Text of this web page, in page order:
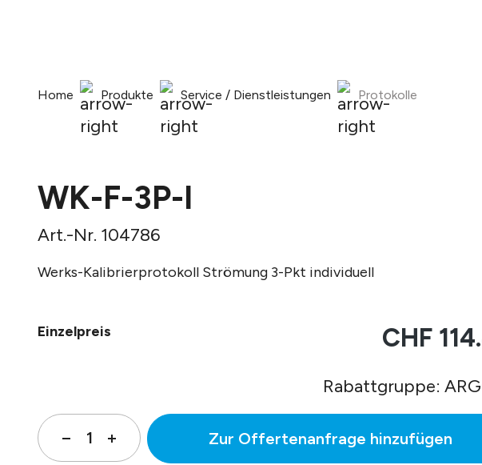
Home Produkte Service / Dienstleistungen Protokolle
WK-F-3P-I
Art.-Nr. 104786
Werks-Kalibrierprotokoll Strömung 3-Pkt individuell
Einzelpreis CHF
Rabattgruppe:
Zur Offertenanfrage hinzufügen